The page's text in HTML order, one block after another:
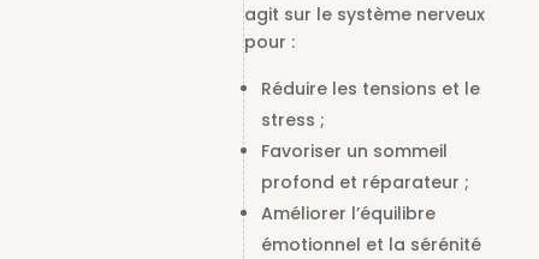
agit sur le système nerveux
pour :
Réduire les tensions et le
stress ;
Favoriser un sommeil
profond et réparateur ;
Améliorer l’équilibre
émotionnel et la sérénité